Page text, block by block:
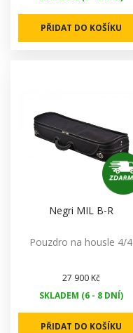
PŘIDAT DO KOŠÍKU
Negri MIL B-R
Pouzdro na housle 4/4
27 900 Kč
SKLADEM (6 - 8 DNÍ)
PŘIDAT DO KOŠÍKU